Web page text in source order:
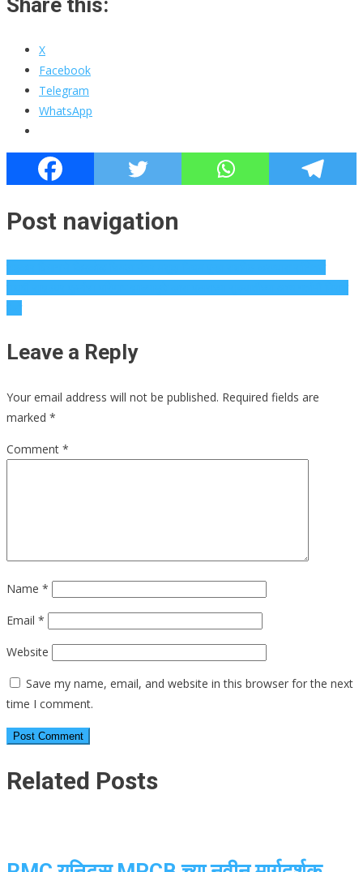
X
Facebook
Telegram
WhatsApp
Post navigation
Leave a Reply
Your email address will not be published. Required fields are
marked *
Comment *
Name *
Email *
Website
Save my name, email, and website in this browser for the next
time I comment.
Related Posts